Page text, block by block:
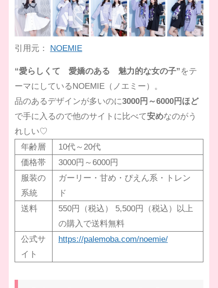
引用元： NOEMIE
“愛らしくて 愛嬌のある 魅力的な女の子”をテ
ーマにしているNOEMIE（ノエミー）。
品のあるデザインが多いのに3000円～6000円ほど
で手に入るので他のサイトに比べて安めなのがう
れしい♡
年齢層
10代～20代
価格帯
3000円～6000円
服装の
系統
ガーリー・甘め・ぴえん系・トレン
ド
送料
550円（税込） 5,500円（税込）以上
の購入で送料無料
公式サ
イト
https://palemoba.com/noemie/